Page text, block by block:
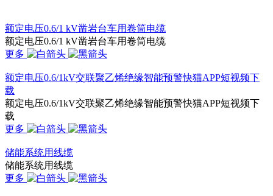
额定电压0.6/1 kV凿岩台车用卷筒电缆
额定电压0.6/1 kV凿岩台车用卷筒电缆
更多
额定电压0.6/1kV交联聚乙烯绝缘智能预警快猫APP短视频下
载
额定电压0.6/1kV交联聚乙烯绝缘智能预警快猫APP短视频下
载
更多
储能系统用线缆
储能系统用线缆
更多